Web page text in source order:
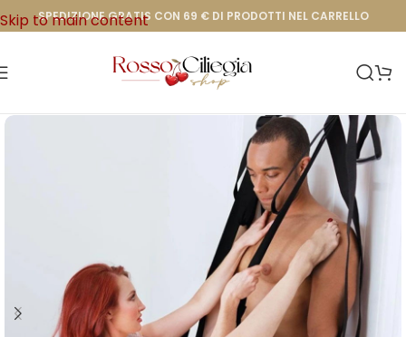
Skip to main content
SPEDIZIONE GRATIS CON 69 € DI PRODOTTI NEL CARRELLO